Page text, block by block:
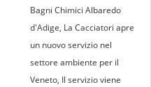
Bagni Chimici Albaredo
d'Adige, La Cacciatori apre
un nuovo servizio nel
settore ambiente per il
Veneto, Il servizio viene